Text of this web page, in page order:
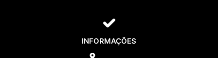
INFORMAÇÕES